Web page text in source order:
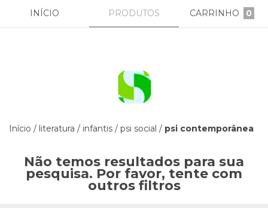
INÍCIO PRODUTOS CARRINHO 0
Início / literatura / infantis / psi social / psi contemporânea
Não temos resultados para sua
pesquisa. Por favor, tente com
outros filtros